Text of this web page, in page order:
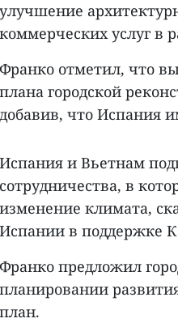
улучшение
коммерческих услуг в
Франко отметил, что
плана городской
добавив, что Испания
Испания и Вьетнам
сотрудничества, в
изменение климата,
Испании в поддержке
Франко предложил
планировании
план.